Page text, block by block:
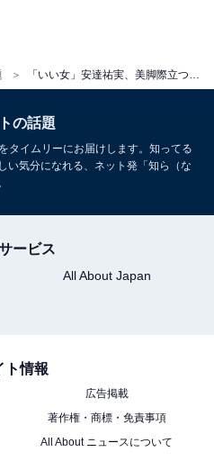
の話題
タイムリーにお届けします。知ってる
い気分になれる、ネット発「知ら（な
ービス
All About Japan
ト情報
広告掲載
著作権・商標・免責事項
All About ニュースについて